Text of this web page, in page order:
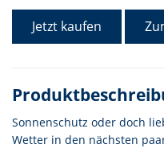
Jetzt kaufen
Sonnenschutz oder doch
Wetter in den nächsten